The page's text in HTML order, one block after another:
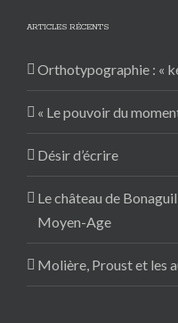
ARTICLES RÉCENTS
Orthotypographie : «
« Le pouvoir du
Désir d’écrire
Le château de
Moyen-Age
Molière, Proust et les